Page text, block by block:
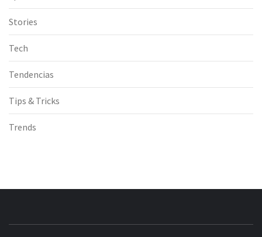
Stories
Tech
Tendencias
Tips & Tricks
Trends